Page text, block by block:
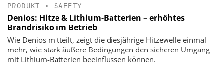
PRODUKT • SAFETY
Denios: Hitze & Lithium-Batterien – erhöhtes
Brandrisiko im Betrieb
Wie Denios mitteilt, zeigt die diesjährige Hitzewelle einmal
mehr, wie stark äußere Bedingungen den sicheren Umgang
mit Lithium-Batterien beeinflussen können.